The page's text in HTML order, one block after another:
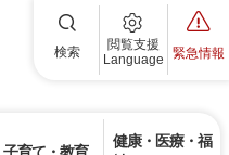
検索
閲覧支援
Language
緊急情報
子育て・教育
健康・医療・福